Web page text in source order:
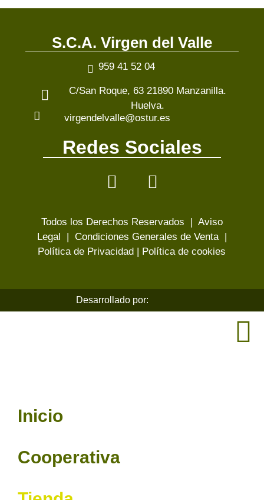
S.C.A. Virgen del Valle
959 41 52 04
C/San Roque, 63 21890 Manzanilla.
Huelva.
virgendelvalle@ostur.es
Redes Sociales
Todos los Derechos Reservados | Aviso
Legal | Condiciones Generales de Venta|
Política de Privacidad | Política de cookies
Desarrollado por:
Inicio
Cooperativa